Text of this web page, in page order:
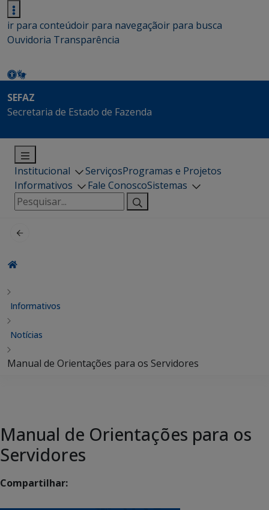
ir para conteúdoir para navegaçãoir para busca
Ouvidoria Transparência
SEFAZ
Secretaria de Estado de Fazenda
Institucional ServiçosProgramas e Projetos
Informativos
Fale ConoscoSistemas
Pesquisar
por:
Informativos
Notícias
Manual de Orientações para os Servidores
Manual de Orientações para os
Servidores
Compartilhar: